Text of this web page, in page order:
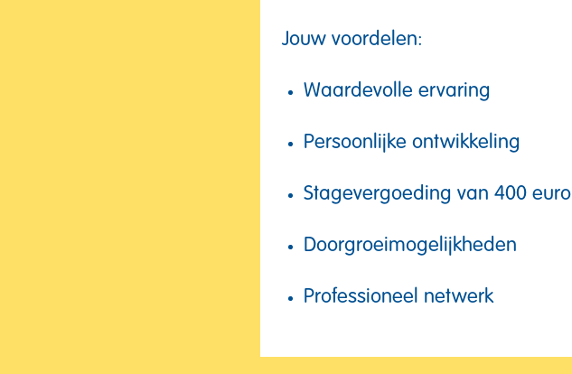
Jouw voordelen:
Waardevolle ervaring
Persoonlijke ontwikkeling
Stagevergoeding van 400 euro
Doorgroeimogelijkheden
Professioneel netwerk